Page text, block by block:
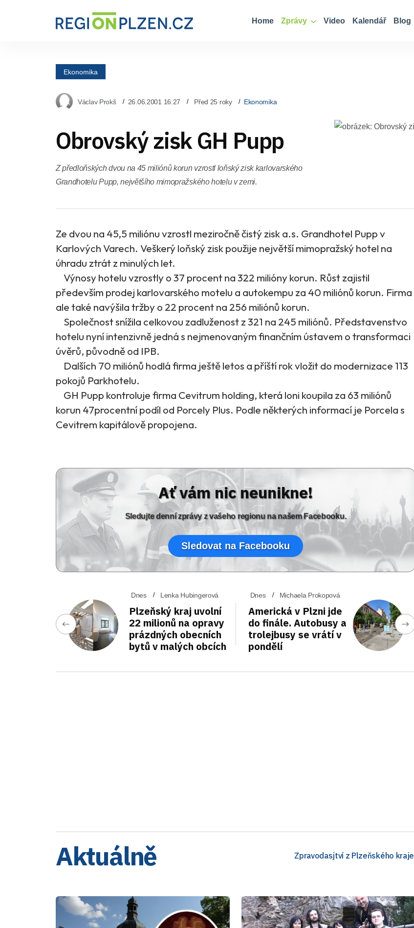
Home Zprávy Video Kalendář Blog
Ekonomika
Václav Prokš 26.06.2001 16:27 Před 25 roky Ekonomika
Obrovský zisk GH Pupp
Z předloňských dvou na 45 miliónů korun vzrostl loňský zisk karlovarského
Grandhotelu Pupp, největšího mimopražského hotelu v zemi.
Ze dvou na 45,5 miliónu vzrostl meziročně čistý zisk a.s. Grandhotel Pupp v
Karlových Varech. Veškerý loňský zisk použije největší mimopražský hotel na
úhradu ztrát z minulých let.
Výnosy hotelu vzrostly o 37 procent na 322 milióny korun. Růst zajistil
především prodej karlovarského motelu a autokempu za 40 miliónů korun. Firma
ale také navýšila tržby o 22 procent na 256 miliónů korun.
Společnost snížila celkovou zadluženost z 321 na 245 miliónů. Představenstvo
hotelu nyní intenzivně jedná s nejmenovaným finančním ústavem o transformaci
úvěrů, původně od IPB.
Dalších 70 miliónů hodlá firma ještě letos a příští rok vložit do modernizace 113
pokojů Parkhotelu.
GH Pupp kontroluje firma Cevitrum holding, která loni koupila za 63 miliónů
korun 47procentní podíl od Porcely Plus. Podle některých informací je Porcela s
Cevitrem kapitálově propojena.
Ať vám nic neunikne!
Sledujte denní zprávy z vašeho regionu na našem Facebooku.
Sledovat na Facebooku
Dnes Lenka Hubingerová
Plzeňský kraj uvolní
22 milionů na opravy
prázdných obecních
bytů v malých obcích
Dnes Michaela Prokopová
Americká v Plzni jde
do finále. Autobusy a
trolejbusy se vrátí v
pondělí
Aktuálně Zpravodasjtví z Plzeňského kraje